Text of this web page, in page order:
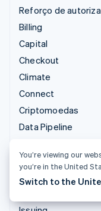
Reforço de
Billing
Capital
Checkout
Climate
Connect
Criptomoedas
Data Pipeline
Financial
Identity
You’re viewing our
you’re in the United
Switch to the